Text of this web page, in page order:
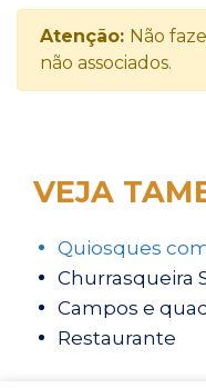
Atenção: Não
não associados.
VEJA
Quiosques
Churrasqueira
Campos e
Restaurante